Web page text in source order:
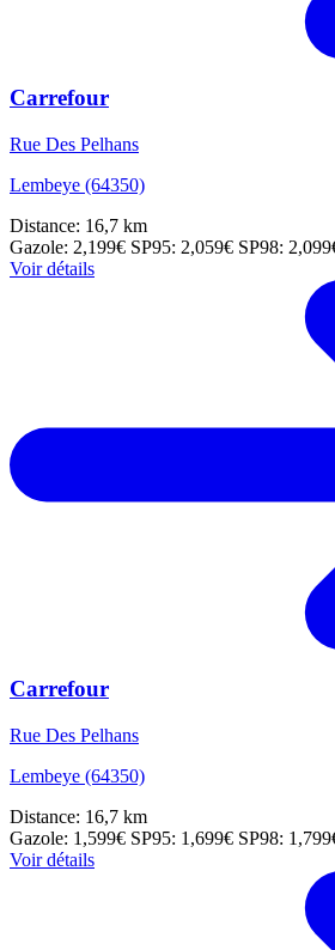
Carrefour
Rue Des Pelhans
Lembeye (64350)
Distance: 16,7 km
Gazole: 2,199€ SP95: 2,059€ SP98:
Voir détails
Carrefour
Rue Des Pelhans
Lembeye (64350)
Distance: 16,7 km
Gazole: 1,599€ SP95: 1,699€ SP98:
Voir détails